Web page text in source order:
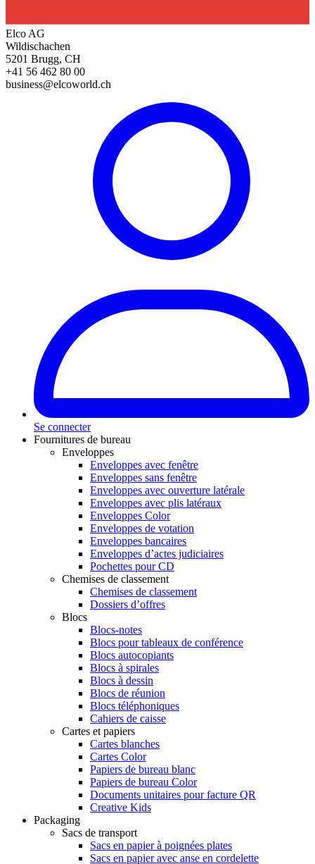
Elco AG
Wildischachen
5201 Brugg, CH
+41 56 462 80 00
business@elcoworld.ch
Se connecter
Fournitures de bureau
Enveloppes
Enveloppes avec fenêtre
Enveloppes sans fenêtre
Enveloppes avec ouverture latérale
Enveloppes avec plis latéraux
Enveloppes Color
Enveloppes de votation
Enveloppes bancaires
Enveloppes d’actes judiciaires
Pochettes pour CD
Chemises de classement
Chemises de classement
Dossiers d’offres
Blocs
Blocs-notes
Blocs pour tableaux de conférence
Blocs autocopiants
Blocs à spirales
Blocs à dessin
Blocs de réunion
Blocs téléphoniques
Cahiers de caisse
Cartes et papiers
Cartes blanches
Cartes Color
Papiers de bureau blanc
Papiers de bureau Color
Documents unitaires pour facture QR
Creative Kids
Packaging
Sacs de transport
Sacs en papier à poignées plates
Sacs en papier avec anse en cordelette